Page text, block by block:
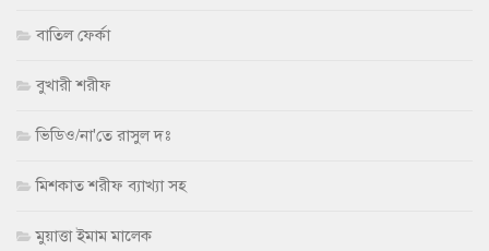
বাতিল ফের্কা
বুখারী শরীফ
ভিডিও/না'তে রাসুল দঃ
মিশকাত শরীফ ব্যাখ্যা সহ
মুয়াত্তা ইমাম মালেক